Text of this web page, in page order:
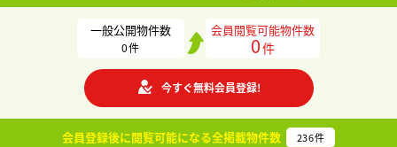
一般公開物件数
0件
会員閲覧可能物件数
0件
今すぐ無料会員登録!
会員登録後に閲覧可能になる全掲載物件数 236件